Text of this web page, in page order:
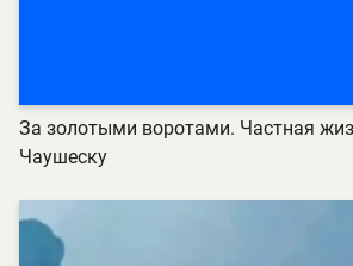
За золотыми воротами. Частная
Чаушеску